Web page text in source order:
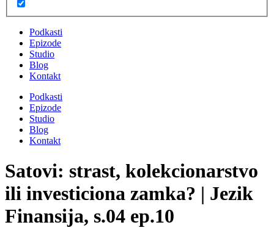
Podkasti
Epizode
Studio
Blog
Kontakt
Podkasti
Epizode
Studio
Blog
Kontakt
Satovi: strast, kolekcionarstvo
ili investiciona zamka? | Jezik
Finansija, s.04 ep.10